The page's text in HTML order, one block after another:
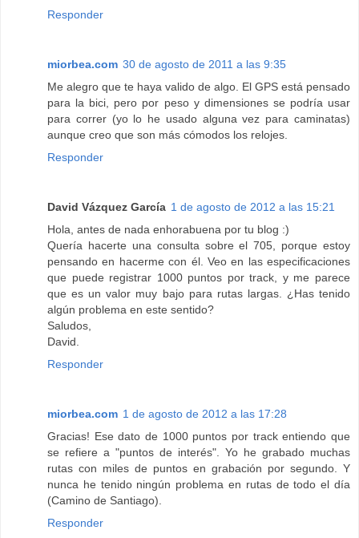
Responder
miorbea.com 30 de agosto de 2011 a las 9:35
Me alegro que te haya valido de algo. El GPS está pensado
para la bici, pero por peso y dimensiones se podría usar
para correr (yo lo he usado alguna vez para caminatas)
aunque creo que son más cómodos los relojes.
Responder
David Vázquez García 1 de agosto de 2012 a las 15:21
Hola, antes de nada enhorabuena por tu blog :)
Quería hacerte una consulta sobre el 705, porque estoy
pensando en hacerme con él. Veo en las especificaciones
que puede registrar 1000 puntos por track, y me parece
que es un valor muy bajo para rutas largas. ¿Has tenido
algún problema en este sentido?
Saludos,
David.
Responder
miorbea.com 1 de agosto de 2012 a las 17:28
Gracias! Ese dato de 1000 puntos por track entiendo que
se refiere a "puntos de interés". Yo he grabado muchas
rutas con miles de puntos en grabación por segundo. Y
nunca he tenido ningún problema en rutas de todo el día
(Camino de Santiago).
Responder